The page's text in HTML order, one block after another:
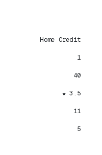
Home Credit
1
40
★ 3.5
11
5